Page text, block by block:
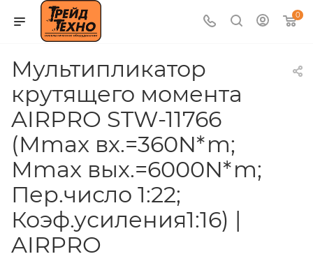
0
Мультипликатор
крутящего момента
AIRPRO STW-11766
(Мmax вх.=360N*m;
Мmax вых.=6000N*m;
Пер.число 1:22;
Коэф.усиления1:16) |
AIRPRO